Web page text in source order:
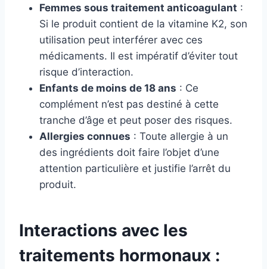
Femmes sous traitement anticoagulant :
Si le produit contient de la vitamine K2, son
utilisation peut interférer avec ces
médicaments. Il est impératif d’éviter tout
risque d’interaction.
Enfants de moins de 18 ans : Ce
complément n’est pas destiné à cette
tranche d’âge et peut poser des risques.
Allergies connues : Toute allergie à un
des ingrédients doit faire l’objet d’une
attention particulière et justifie l’arrêt du
produit.
Interactions avec les
traitements hormonaux :